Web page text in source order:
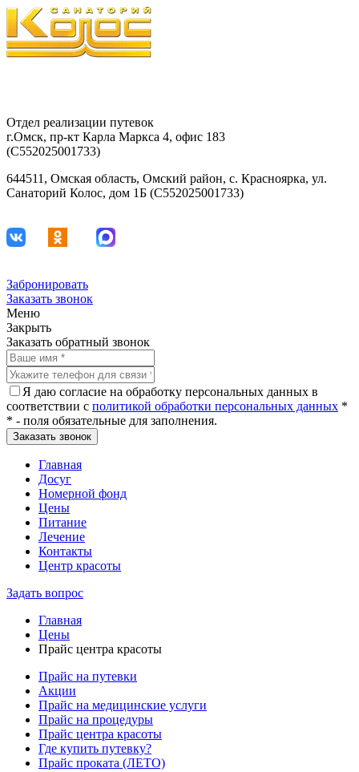
Отдел реализации путевок
г.Омск, пр-кт Карла Маркса 4, офис 183
(С552025001733)
644511, Омская область, Омский район, с. Красноярка, ул.
Санаторий Колос, дом 1Б (С552025001733)
Забронировать
Заказать звонок
Меню
Закрыть
Заказать обратный звонок
Я даю согласие на обработку персональных данных в
соответствии с политикой обработки персональных данных *
* - поля обязательные для заполнения.
Главная
Досуг
Номерной фонд
Цены
Питание
Лечение
Контакты
Центр красоты
Задать вопрос
Главная
Цены
Прайс центра красоты
Прайс на путевки
Акции
Прайс на медицинские услуги
Прайс на процедуры
Прайс центра красоты
Где купить путевку?
Прайс проката (ЛЕТО)